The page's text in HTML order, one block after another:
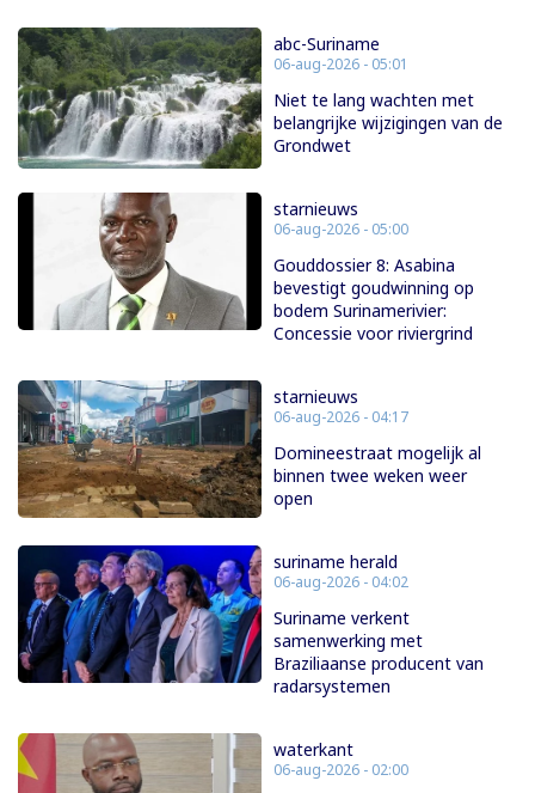
abc-Suriname
06-aug-2026 - 05:01
Niet te lang wachten met
belangrijke wijzigingen van de
Grondwet
starnieuws
06-aug-2026 - 05:00
Gouddossier 8: Asabina
bevestigt goudwinning op
bodem Surinamerivier:
Concessie voor riviergrind
starnieuws
06-aug-2026 - 04:17
Domineestraat mogelijk al
binnen twee weken weer
open
suriname herald
06-aug-2026 - 04:02
Suriname verkent
samenwerking met
Braziliaanse producent van
radarsystemen
waterkant
06-aug-2026 - 02:00